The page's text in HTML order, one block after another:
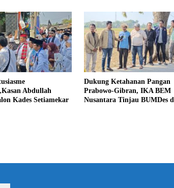
Abdullah
Kades Setiamekar
Dukung Ketahanan Pangan
Prabowo-Gibran, IKA BEM
Nusantara Tinjau BUMDes